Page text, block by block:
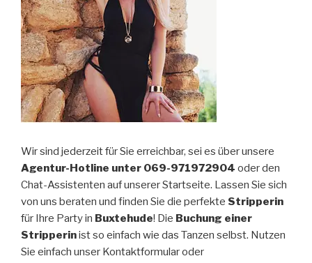
Wir sind jederzeit für Sie erreichbar, sei es über unsere
Agentur-Hotline unter 069-971972904 oder den
Chat-Assistenten auf unserer Startseite. Lassen Sie sich
von uns beraten und finden Sie die perfekte Stripperin
für Ihre Party in Buxtehude! Die Buchung einer
Stripperinist so einfach wie das Tanzen selbst. Nutzen
Sie einfach unser Kontaktformular oder